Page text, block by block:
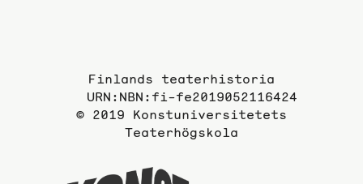
Finlands teaterhistoria
URN:NBN:fi-fe2019052116424
© 2019 Konstuniversitetets
Teaterhögskola